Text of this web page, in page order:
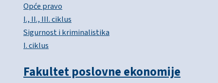
Opće pravo
I., II., III. ciklus
Sigurnost i kriminalistika
I. ciklus
Fakultet poslovne ekonomije